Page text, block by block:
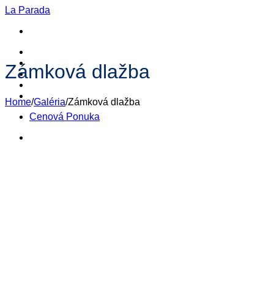
Skip
content
La Parada
Čistenie Hrobov
Galéria
Kontakt
Cenová Ponuka
Zámková dlažba
Home/Galéria/Zámková dlažba